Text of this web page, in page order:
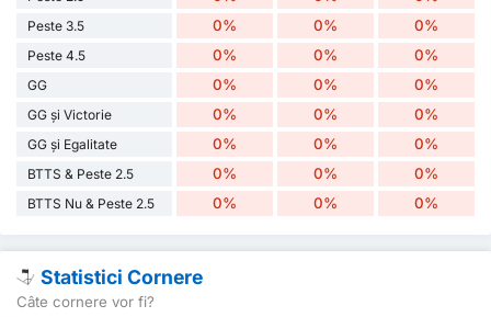
Peste 3.5 0% 0% 0%
Peste 4.5 0% 0% 0%
GG 0% 0% 0%
GG și Victorie 0% 0% 0%
GG și Egalitate 0% 0% 0%
BTTS & Peste 2.5 0% 0% 0%
BTTS Nu & Peste 2.5 0% 0% 0%
Statistici Cornere
Câte cornere vor fi?